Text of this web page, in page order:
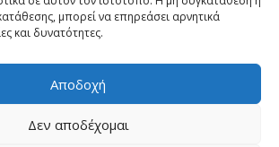
μπορεί να επηρεάσει αρνητικά
και δυνατότητες.
Αποδοχή
Δεν αποδέχομαι
(ΕΕ)
Όροι και Προϋποθέσεις
Απορρήτου
My account